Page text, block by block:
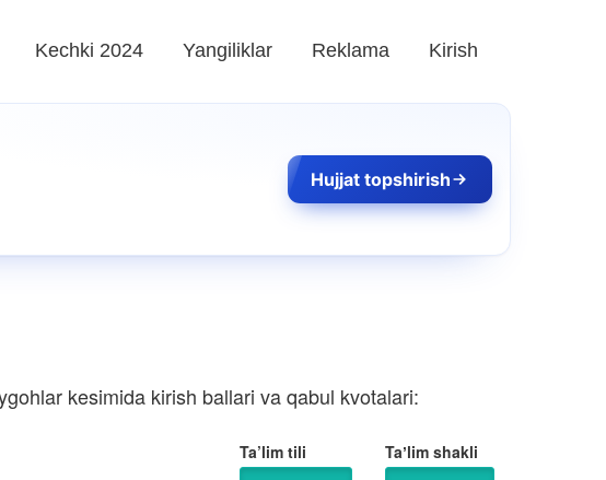
Kechki 2024 Yangiliklar Reklama Kirish
Hujjat topshirish
kesimida kirish ballari va qabul kvotalari:
Taʼlim shakli
Ta’lim tili